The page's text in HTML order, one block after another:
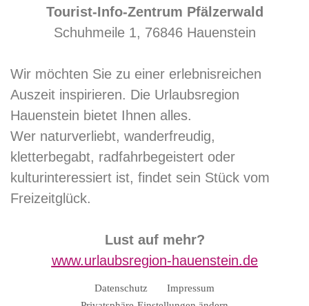
Tourist-Info-Zentrum Pfälzerwald
Schuhmeile 1, 76846 Hauenstein
Wir möchten Sie zu einer erlebnisreichen
Auszeit inspirieren. Die Urlaubsregion
Hauenstein bietet Ihnen alles.
Wer naturverliebt, wanderfreudig,
kletterbegabt, radfahrbegeistert oder
kulturinteressiert ist, findet sein Stück vom
Freizeitglück.
Lust auf mehr?
www.urlaubsregion-hauenstein.de
Datenschutz
Impressum